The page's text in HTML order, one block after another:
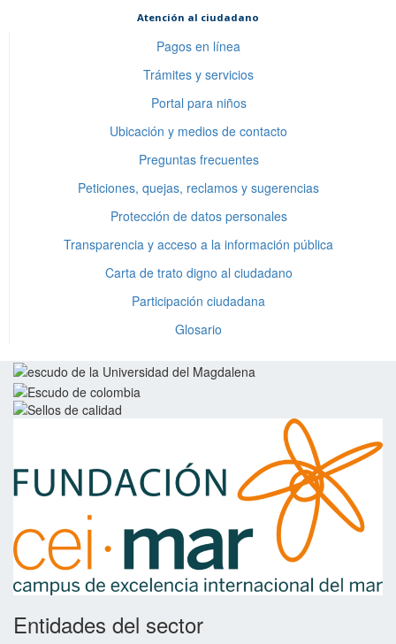
Atención al ciudadano
Pagos en línea
Trámites y servicios
Portal para niños
Ubicación y medios de contacto
Preguntas frecuentes
Peticiones, quejas, reclamos y sugerencias
Protección de datos personales
Transparencia y acceso a la información pública
Carta de trato digno al ciudadano
Participación ciudadana
Glosario
Entidades del sector